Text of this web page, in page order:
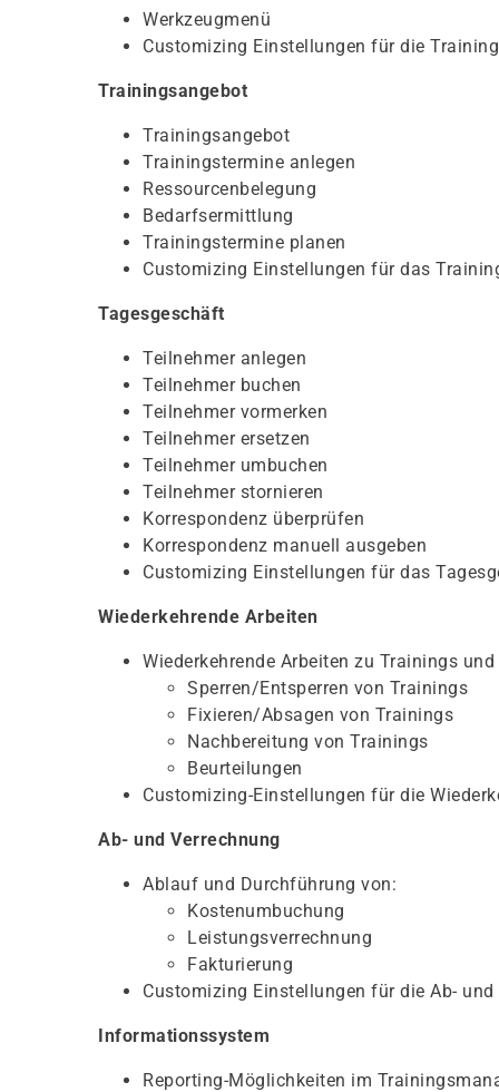
Werkzeugmenü
Customizing Einstellungen für die
Trainingsangebot
Trainingsangebot
Trainingstermine anlegen
Ressourcenbelegung
Bedarfsermittlung
Trainingstermine planen
Customizing Einstellungen für das
Tagesgeschäft
Teilnehmer anlegen
Teilnehmer buchen
Teilnehmer vormerken
Teilnehmer ersetzen
Teilnehmer umbuchen
Teilnehmer stornieren
Korrespondenz überprüfen
Korrespondenz manuell ausgeben
Customizing Einstellungen für das
Wiederkehrende Arbeiten
Wiederkehrende Arbeiten zu Trainings
Sperren/Entsperren von Trainings
Fixieren/Absagen von Trainings
Nachbereitung von Trainings
Beurteilungen
Customizing-Einstellungen für die
Ab- und Verrechnung
Ablauf und Durchführung von:
Kostenumbuchung
Leistungsverrechnung
Fakturierung
Customizing Einstellungen für die Ab- und
Informationssystem
Reporting-Möglichkeiten im